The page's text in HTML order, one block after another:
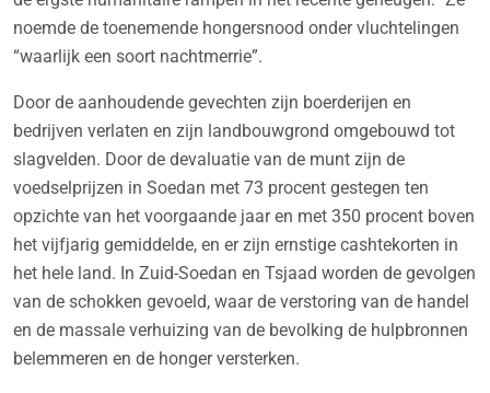
noemde de toenemende hongersnood onder vluchtelingen
“waarlijk een soort nachtmerrie”.
Door de aanhoudende gevechten zijn boerderijen en
bedrijven verlaten en zijn landbouwgrond omgebouwd tot
slagvelden. Door de devaluatie van de munt zijn de
voedselprijzen in Soedan met 73 procent gestegen ten
opzichte van het voorgaande jaar en met 350 procent boven
het vijfjarig gemiddelde, en er zijn ernstige cashtekorten in
het hele land. In Zuid-Soedan en Tsjaad worden de gevolgen
van de schokken gevoeld, waar de verstoring van de handel
en de massale verhuizing van de bevolking de hulpbronnen
belemmeren en de honger versterken.